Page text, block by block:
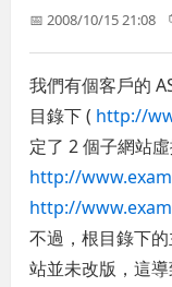
📅 2008/10/15 21:08
我們有個客戶的
目錄下 ( http://
定了 2 個子網站
http://
http://
不過，根目錄下
站並未改版，這